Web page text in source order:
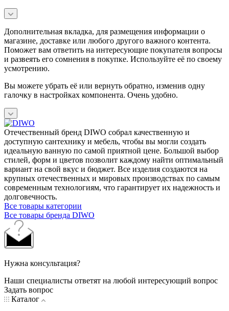
Дополнительная вкладка, для размещения информации о
магазине, доставке или любого другого важного контента.
Поможет вам ответить на интересующие покупателя вопросы
и развеять его сомнения в покупке. Используйте её по своему
усмотрению.
Вы можете убрать её или вернуть обратно, изменив одну
галочку в настройках компонента. Очень удобно.
Отечественный бренд DIWO собрал качественную и
доступную сантехнику и мебель, чтобы вы могли создать
идеальную ванную по самой приятной цене. Большой выбор
стилей, форм и цветов позволит каждому найти оптимальный
вариант на свой вкус и бюджет. Все изделия создаются на
крупных отечественных и мировых производствах по самым
современным технологиям, что гарантирует их надежность и
долговечность.
Все товары категории
Все товары бренда DIWO
Нужна консультация?
Наши специалисты ответят на любой интересующий вопрос
Задать вопрос
Каталог